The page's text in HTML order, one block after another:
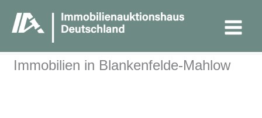
Inhalt
Menu
Startseite
Immobilien in Blankenfelde-Mahlow